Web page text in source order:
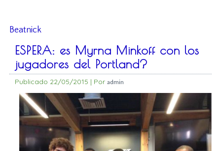
Beatnick
ESPERA: es Myrna Minkoff con los
jugadores del Portland?
Publicado 22/05/2015 | Por admin